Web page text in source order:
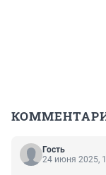
Гость
24 июня 2025,